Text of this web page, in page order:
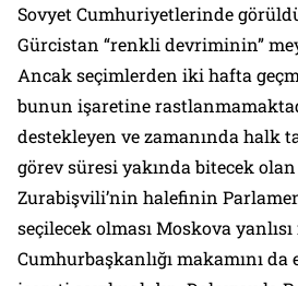
Sovyet Cumhuriyetlerinde
Gürcistan “renkli devriminin”
Ancak seçimlerden iki hafta
bunun işaretine
destekleyen ve zamanında halk
görev süresi yakında bitecek
Zurabişvili’nin halefinin
seçilecek olması Moskova
Cumhurbaşkanlığı makamını da